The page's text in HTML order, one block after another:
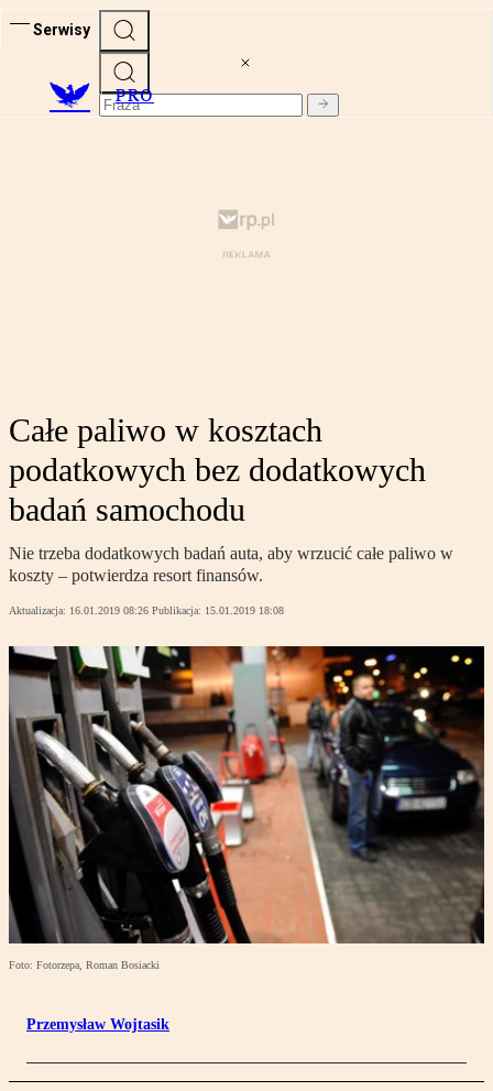
Serwisy
PRO
Całe paliwo w kosztach
podatkowych bez dodatkowych
badań samochodu
Nie trzeba dodatkowych badań auta, aby wrzucić całe paliwo w
koszty – potwierdza resort finansów.
Aktualizacja: 16.01.2019 08:26 Publikacja: 15.01.2019 18:08
Foto: Fotorzepa, Roman Bosiacki
Przemysław Wojtasik